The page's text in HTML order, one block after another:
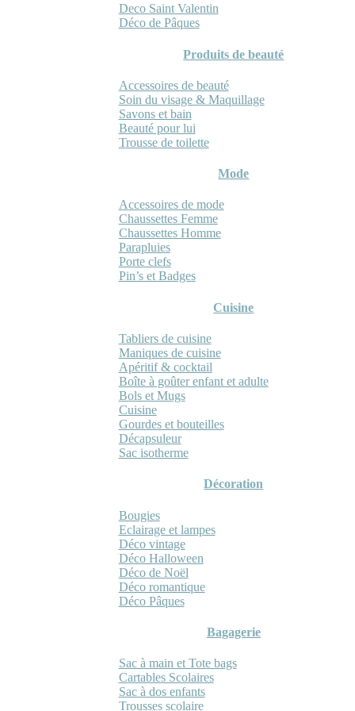
Deco Saint Valentin
Déco de Pâques
Produits de beauté
Accessoires de beauté
Soin du visage & Maquillage
Savons et bain
Beauté pour lui
Trousse de toilette
Mode
Accessoires de mode
Chaussettes Femme
Chaussettes Homme
Parapluies
Porte clefs
Pin’s et Badges
Cuisine
Tabliers de cuisine
Maniques de cuisine
Apéritif & cocktail
Boîte à goûter enfant et adulte
Bols et Mugs
Cuisine
Gourdes et bouteilles
Décapsuleur
Sac isotherme
Décoration
Bougies
Eclairage et lampes
Déco vintage
Déco Halloween
Déco de Noël
Déco romantique
Déco Pâques
Bagagerie
Sac à main et Tote bags
Cartables Scolaires
Sac à dos enfants
Trousses scolaire